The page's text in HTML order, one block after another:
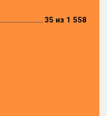
35 из 1 558